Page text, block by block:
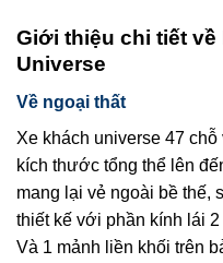
Giới thiệu chi tiết về
Universe
Về ngoại thất
Xe khách universe 47
kích thước tổng thể lên
mang lại vẻ ngoài bề thế,
thiết kế với phần kính lái
Và 1 mảnh liền khối trên